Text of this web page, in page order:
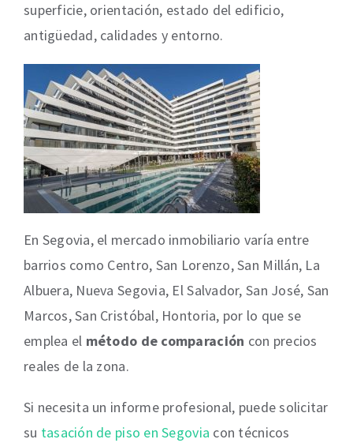
superficie, orientación, estado del edificio,
antigüedad, calidades y entorno.
En Segovia, el mercado inmobiliario varía entre
barrios como Centro, San Lorenzo, San Millán, La
Albuera, Nueva Segovia, El Salvador, San José, San
Marcos, San Cristóbal, Hontoria, por lo que se
emplea el método de comparación con precios
reales de la zona.
Si necesita un informe profesional, puede solicitar
su tasación de piso en Segovia con técnicos